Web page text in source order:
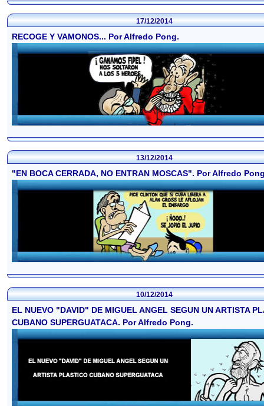
17/12/2014
RECOGE Y VAMONOS... Por Alfredo Pong.
13/12/2014
"EN BOCA CERRADA, NO ENTRAN MOSCAS". Por Alfredo
10/12/2014
EL NUEVO "DAVID" DE MIGUEL ANGEL SEGUN UN ARTISTA
CUBANO SUPERGUATACA. Por Alfredo Pong.